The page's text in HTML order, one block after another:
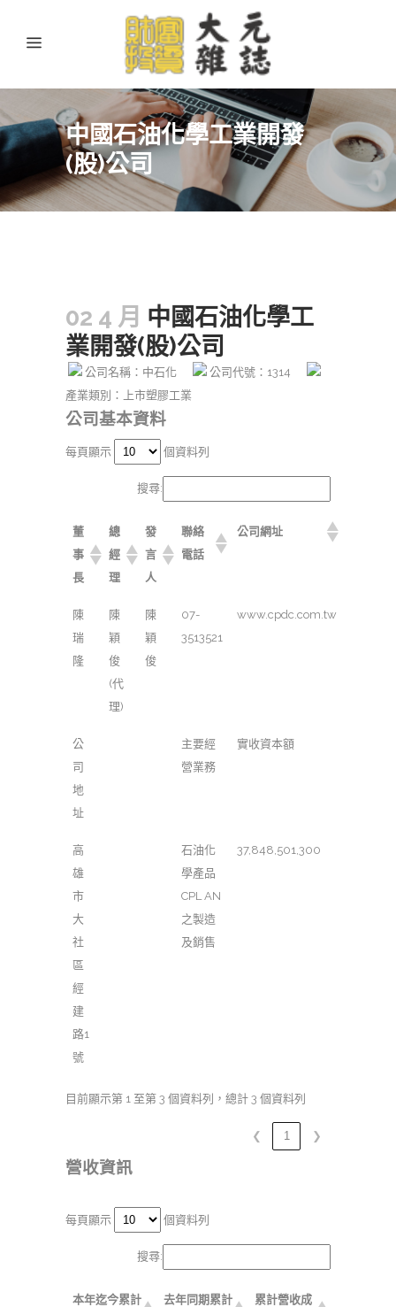
中國石油化學工業開發
(股)公司
02 4 月 中國石油化學工
業開發(股)公司
公司名稱：中石化
公司代號：1314
產業類別：上市塑膠工業
公司基本資料
每頁顯示 個資料列
搜尋:
董
事
長
總
經
理
發
言
人
聯絡
電話
公司網址
陳
瑞
隆
陳
穎
俊
(代
理)
陳
穎
俊
07-
3513521
www.cpdc.com.tw
公
司
地
址
主要經
營業務
實收資本額
高
雄
市
大
社
區
經
建
路1
號
石油化
學產品
CPL AN
之製造
及銷售
37,848,501,300
目前顯示第 1 至第 3 個資料列，總計 3 個資料列
❮ 1 ❯
營收資訊
每頁顯示 個資料列
搜尋:
本年迄今累計
去年同期累計
累計營收成